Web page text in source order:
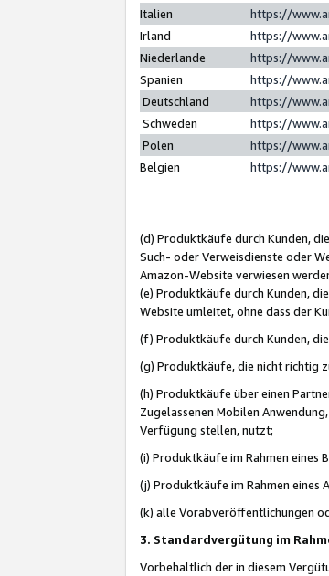
Italien
https://
Irland
https://
Niederlande
https://
Spanien
https://
Deutschland
https://
Schweden
https://
Polen
https://
Belgien
https://
(d) Produktkäufe durch Kunden,
Such- oder Verweisdienste oder
Amazon-Website verwiesen
(e) Produktkäufe durch Kunden,
Website umleitet, ohne dass der
(f) Produktkäufe durch Kunden,
(g) Produktkäufe, die nicht richtig
(h) Produktkäufe über einen
Zugelassenen Mobilen
Verfügung stellen, nutzt;
(i) Produktkäufe im Rahmen eines
(j) Produktkäufe im Rahmen eines
(k) alle Vorabveröffentlichungen
3. Standardvergütung im
Vorbehaltlich der in diesem